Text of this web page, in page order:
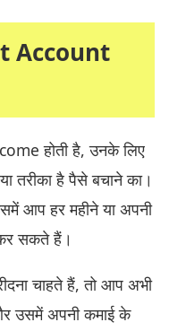
Account
होती है, उनके लिए
तरीका है पैसे बचाने का।
आप हर महीने या अपनी
सकते हैं।
चाहते हैं, तो आप अभी
उसमें अपनी कमाई के